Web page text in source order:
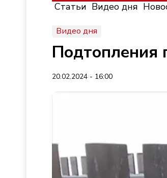
Статьи Видео дня
Видео дня
Подтопления
20.02.2024 - 16:00